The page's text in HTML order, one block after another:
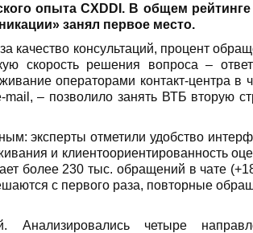
опыта CXDDI. В общем рейтинге
занял первое место.
консультаций, процент
скорость решения вопроса –
операторами контакт-центра в
– позволило занять ВТБ вторую
эксперты отметили удобство
и клиентоориентированность
более 230 тыс. обращений в чате
с первого раза, повторные
Анализировались четыре